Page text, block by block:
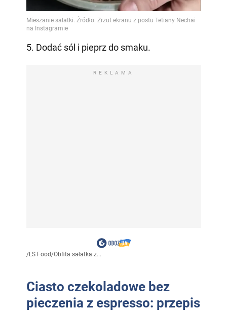
5. Dodać sól i pieprz do smaku.
REKLAMA
/LS Food/Obfita sałatka z...
Ciasto czekoladowe bez
pieczenia z espresso: przepis